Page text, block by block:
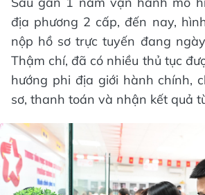
địa phương 2 cấp, đến nay,
nộp hồ sơ trực tuyến đang
Thậm chí, đã có nhiều thủ tục
hướng phi địa giới hành chính,
sơ, thanh toán và nhận kết quả